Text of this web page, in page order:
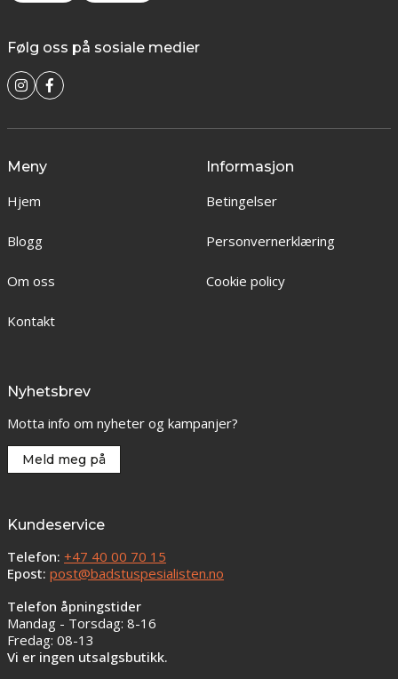
Følg oss på sosiale medier
Meny
Hjem
Blogg
Om oss
Kontakt
Informasjon
Betingelser
Personvernerklæring
Cookie policy
Nyhetsbrev
Motta info om nyheter og kampanjer?
Meld meg på
Kundeservice
Telefon: +47 40 00 70 15
Epost: post@badstuspesialisten.no
Telefon åpningstider
Mandag - Torsdag: 8-16
Fredag: 08-13
Vi er ingen utsalgsbutikk.